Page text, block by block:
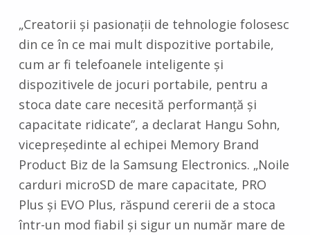
„Creatorii și pasionații de tehnologie folosesc
din ce în ce mai mult dispozitive portabile,
cum ar fi telefoanele inteligente și
dispozitivele de jocuri portabile, pentru a
stoca date care necesită performanță și
capacitate ridicate”, a declarat Hangu Sohn,
vicepreședinte al echipei Memory Brand
Product Biz de la Samsung Electronics. „Noile
carduri microSD de mare capacitate, PRO
Plus și EVO Plus, răspund cererii de a stoca
într-un mod fiabil și sigur un număr mare de